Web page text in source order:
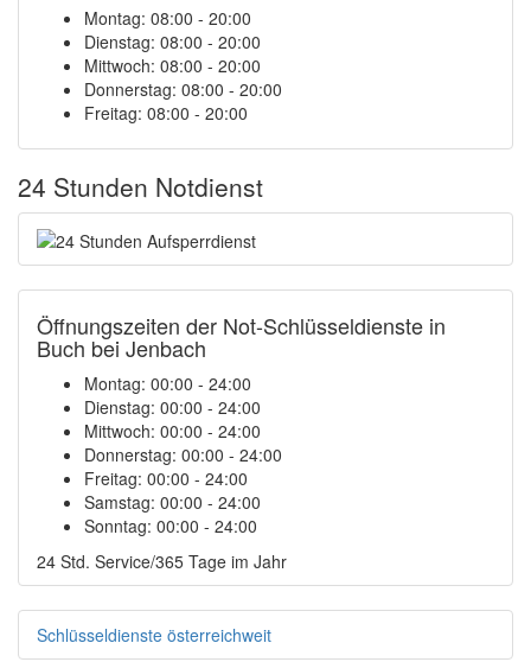
Montag: 08:00 - 20:00
Dienstag: 08:00 - 20:00
Mittwoch: 08:00 - 20:00
Donnerstag: 08:00 - 20:00
Freitag: 08:00 - 20:00
24 Stunden Notdienst
Öffnungszeiten der Not-Schlüsseldienste in
Buch bei Jenbach
Montag: 00:00 - 24:00
Dienstag: 00:00 - 24:00
Mittwoch: 00:00 - 24:00
Donnerstag: 00:00 - 24:00
Freitag: 00:00 - 24:00
Samstag: 00:00 - 24:00
Sonntag: 00:00 - 24:00
24 Std. Service/365 Tage im Jahr
Schlüsseldienste österreichweit